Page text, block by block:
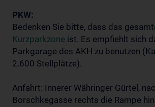
PKW:
Bedenken Sie bitte, dass das
Kurzparkzone ist. Es empfiehlt sich
Parkgarage des AKH zu benutzen
2.600 Stellplätze).
Anfahrt: Innerer Währinger Gürtel,
Borschkegasse rechts die Rampe